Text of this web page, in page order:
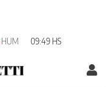
HUM 09:49 HS